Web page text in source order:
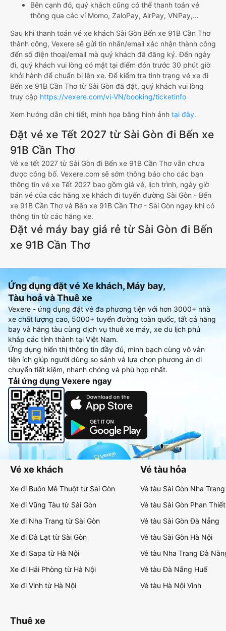
Bên cạnh đó, quý khách cũng có thể thanh toán vé
thông qua các ví Momo, ZaloPay, AirPay, VNPay,…
Sau khi thanh toán vé xe khách Sài Gòn Bến xe 91B Cần Thơ
thành công, Vexere sẽ gửi tin nhắn/email xác nhận thành công
đến số điện thoại/email mà quý khách đã đăng ký. Đến ngày
đi, quý khách vui lòng có mặt tại điểm đón trước 30 phút giờ
khởi hành để chuẩn bị lên xe. Để kiểm tra tình trạng vé xe đi
Bến xe 91B Cần Thơ từ Sài Gòn đã đặt, quý khách vui lòng
truy cập https://vexere.com/vi-VN/booking/ticketinfo
Xem hướng dẫn chi tiết, minh họa bằng hình ảnh tại đây.
Đặt vé xe Tết 2027 từ Sài Gòn đi Bến xe
91B Cần Thơ
Vé xe tết 2027 từ Sài Gòn đi Bến xe 91B Cần Thơ vẫn chưa
được công bố. Vexere.com sẽ sớm thông báo cho các bạn
thông tin vé xe Tết 2027 bao gồm giá vé, lịch trình, ngày giờ
bán vé của các hãng xe khách đi tuyến đường Sài Gòn - Bến
xe 91B Cần Thơ và Bến xe 91B Cần Thơ - Sài Gòn ngay khi có
thông tin từ các hãng xe.
Đặt vé máy bay giá rẻ từ Sài Gòn đi Bến
xe 91B Cần Thơ
Ứng dụng đặt vé Xe khách, Máy bay,
Tàu hoả và Thuê xe
Vexere - ứng dụng đặt vé đa phương tiện với hơn 3000+ nhà
xe chất lượng cao, 5000+ tuyến đường toàn quốc, tất cả hãng
bay và hãng tàu cùng dịch vụ thuê xe máy, xe du lịch phủ
khắp các tỉnh thành tại Việt Nam.
Ứng dụng hiển thị thông tin đầy đủ, minh bạch cùng vô vàn
tiện ích giúp người dùng so sánh và lựa chọn phương án di
chuyển tiết kiệm, nhanh chóng và phù hợp nhất.
Tải ứng dụng Vexere ngay
Vé xe khách
Xe đi Buôn Mê Thuột từ Sài Gòn
Xe đi Vũng Tàu từ Sài Gòn
Xe đi Nha Trang từ Sài Gòn
Xe đi Đà Lạt từ Sài Gòn
Xe đi Sapa từ Hà Nội
Xe đi Hải Phòng từ Hà Nội
Xe đi Vinh từ Hà Nội
Vé tàu hỏa
Vé tàu Sài Gòn Nha Trang
Vé tàu Sài Gòn Phan Thiết
Vé tàu Sài Gòn Đà Nẵng
Vé tàu Sài Gòn Hà Nội
Vé tàu Nha Trang Đà
Vé tàu Đà Nẵng Huế
Vé tàu Hà Nội Vinh
Thuê xe